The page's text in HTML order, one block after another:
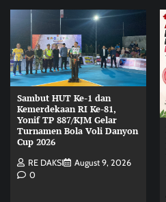
Sambut HUT Ke-1 dan
Kemerdekaan RI Ke-81,
Yonif TP 887/KJM Gelar
Turnamen Bola Voli Danyon
Cup 2026
RE DAKSI
August 9, 2026
0